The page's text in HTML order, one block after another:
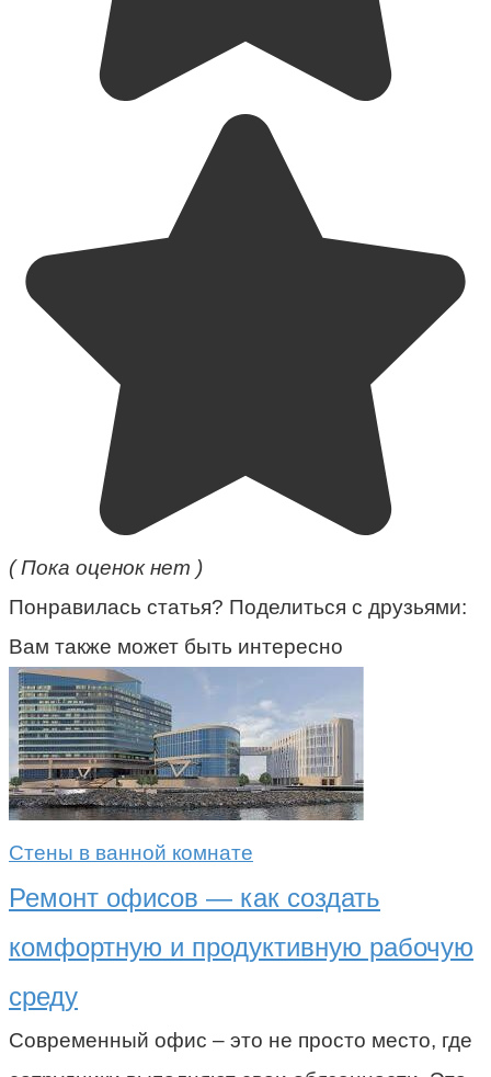
( Пока оценок нет )
Понравилась статья? Поделиться с друзьями:
Вам также может быть интересно
Стены в ванной комнате
Ремонт офисов — как создать
комфортную и продуктивную рабочую
среду
Современный офис – это не просто место, где